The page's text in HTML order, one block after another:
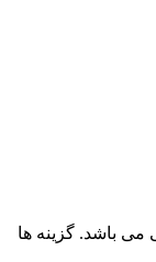
می باشد. گزینه ها